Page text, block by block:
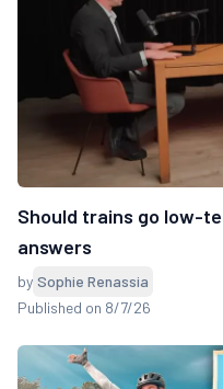
Should trains go low-
answers
by Sophie Renassia
Published on 8/7/26